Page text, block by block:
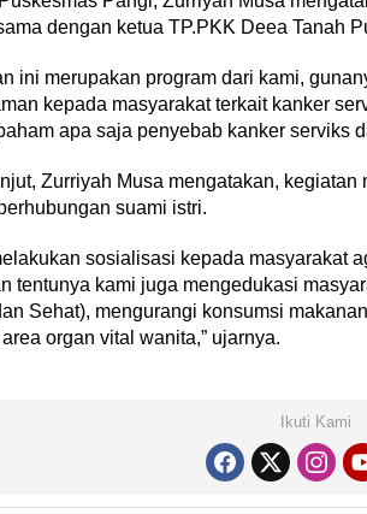
dengan ketua TP.PKK Deea Tanah
ini merupakan program dari kami,
kepada masyarakat terkait kanker
apa saja penyebab kanker serviks
Zurriyah Musa mengatakan,
suami istri.
sosialisasi kepada masyarakat
tentunya kami juga mengedukasi
Sehat), mengurangi konsumsi
organ vital wanita,” ujarnya.
Ikuti Kami